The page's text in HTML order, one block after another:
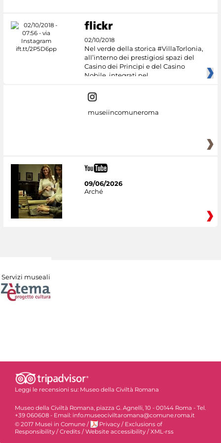
02/10/2018
Nel verde della storica #VillaTorlonia,
all’interno dei prestigiosi spazi del
Casino dei Principi e del Casino
Nobile, integrati nel
museiincomuneroma
09/06/2026
Arché
Servizi museali
Leggi le recensioni su: Museo della Civiltà Romana
Museo della Civiltà Romana, piazza G. Agnelli, 10 - 00144 Roma - Tel.
+39 060608 - Email: info.museociviltaromana@comune.roma.it
© 2017 Musei in Comune / Privacy / Exclusions of
Responsibility / Credits / Website accessibility / XML-rss